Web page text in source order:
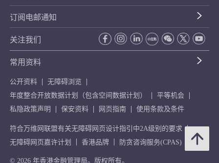
订阅电邮通知
关注我们
常用资料
公开资料
无障碍浏览
年度整合开放数据计划（包含空间数据计划）
平等机会
私隐政策声明
保安资料 网页指南 使用条款及条件
符合万维网联盟有关无障碍网页设计指引中2A级别的要求
无障碍网页嘉许计划
香港品牌 防贪咨询服务(CPAS)
© 2026 年香港金融管理局。版权所有。